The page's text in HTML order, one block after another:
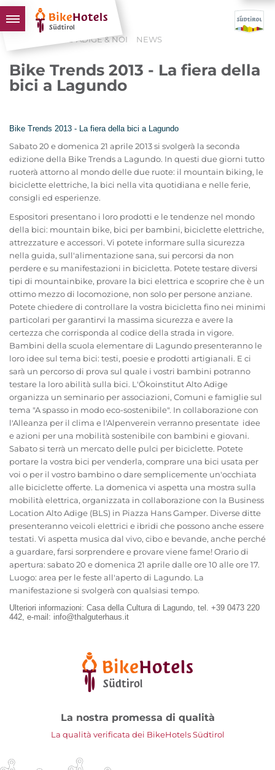
HOTELS & PACCHETTI
L'ALTO ADIGE & NOI
INFO UTILI
L'ALTO ADIGE & NOI NEWS
Bike Trends 2013 - La fiera della
bici a Lagundo
Bike Trends 2013 - La fiera della bici a Lagundo
Sabato 20 e domenica 21 aprile 2013 si svolgerà la seconda
edizione della Bike Trends a Lagundo. In questi due giorni tutto
ruoterà attorno al mondo delle due ruote: il mountain biking, le
biciclette elettriche, la bici nella vita quotidiana e nelle ferie,
consigli ed esperienze.
Espositori presentano i loro prodotti e le tendenze nel mondo
della bici: mountain bike, bici per bambini, biciclette elettriche,
attrezzature e accessori. Vi potete informare sulla sicurezza
nella guida, sull'alimentazione sana, sui percorsi da non
perdere e su manifestazioni in bicicletta. Potete testare diversi
tipi di mountainbike, provare la bici elettrica e scoprire che è un
ottimo mezzo di locomozione, non solo per persone anziane.
Potete chiedere di controllare la vostra bicicletta fino nei minimi
particolari per garantirvi la massima sicurezza e avere la
certezza che corrisponda al codice della strada in vigore.
Bambini della scuola elementare di Lagundo presenteranno le
loro idee sul tema bici: testi, poesie e prodotti artigianali. E ci
sarà un percorso di prova sul quale i vostri bambini potranno
testare la loro abilità sulla bici. L'Ökoinstitut Alto Adige
organizza un seminario per associazioni, Comuni e famiglie sul
tema "A spasso in modo eco-sostenibile". In collaborazione con
l'Alleanza per il clima e l'Alpenverein verranno presentate idee
e azioni per una mobilità sostenibile con bambini e giovani.
Sabato si terrà un mercato delle pulci per biciclette. Potete
portare la vostra bici per venderla, comprare una bici usata per
voi o per il vostro bambino o dare semplicemente un'occhiata
alle biciclette offerte. La domenica vi aspetta una mostra sulla
mobilità elettrica, organizzata in collaborazione con la Business
Location Alto Adige (BLS) in Piazza Hans Gamper. Diverse ditte
presenteranno veicoli elettrici e ibridi che possono anche essere
testati. Vi aspetta musica dal vivo, cibo e bevande, anche perché
a guardare, farsi sorprendere e provare viene fame! Orario di
apertura: sabato 20 e domenica 21 aprile dalle ore 10 alle ore 17.
Luogo: area per le feste all'aperto di Lagundo. La
manifestazione si svolgerà con qualsiasi tempo.
Ulteriori informazioni: Casa della Cultura di Lagundo, tel. +39 0473 220
442, e-mail: info@thalguterhaus.it
La nostra promessa di qualità
La qualità verificata dei BikeHotels Südtirol